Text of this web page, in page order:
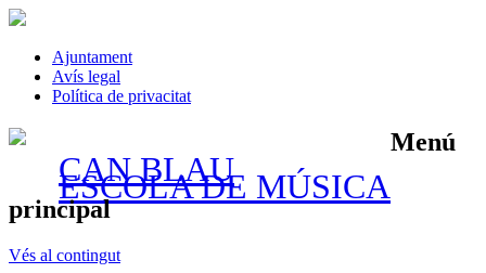
Ajuntament
Avís legal
Política de privacitat
CAN BLAU
ESCOLA DE MÚSICA
Menú
principal
Vés al contingut